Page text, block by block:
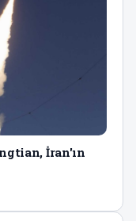
İran'ın